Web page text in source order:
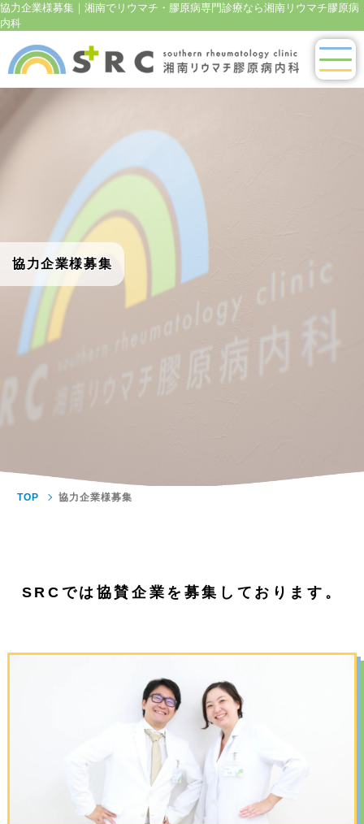
協力企業様募集｜湘南でリウマチ・膠原病専門診療なら湘南リウマチ膠原病
内科
協力企業様募集
TOP 協力企業様募集
SRCでは協賛企業を募集しております。